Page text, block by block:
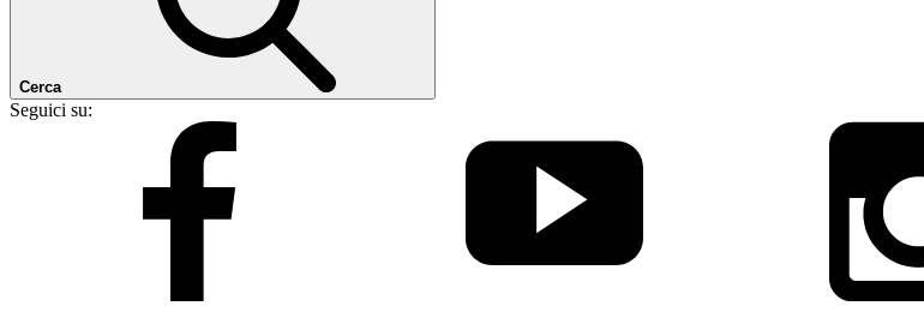
Cerca
Seguici su: